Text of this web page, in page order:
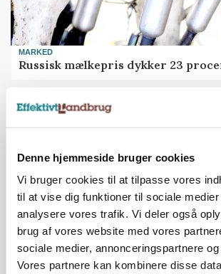
Denne hjemmeside bruger cookies
Vi bruger cookies til at tilpasse vores
til at vise dig funktioner til sociale
analysere vores trafik. Vi deler også
brug af vores website med vores
sociale medier, annonceringspartnere
Vores partnere kan kombinere disse
MARKED
Russisk mælkepris dykker 23